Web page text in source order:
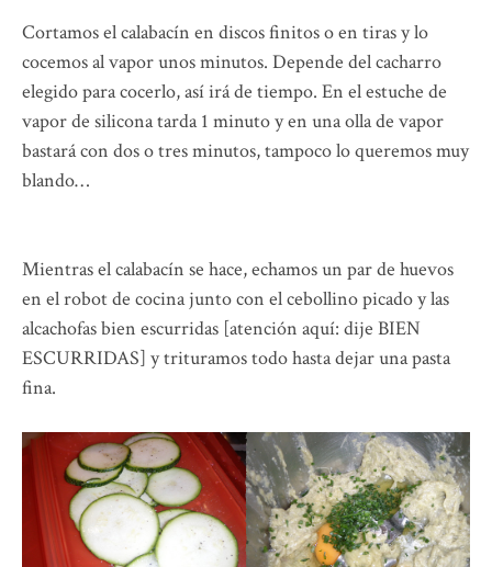
Cortamos el calabacín en discos finitos o en tiras y lo
cocemos al vapor unos minutos. Depende del cacharro
elegido para cocerlo, así irá de tiempo. En el estuche de
vapor de silicona tarda 1 minuto y en una olla de vapor
bastará con dos o tres minutos, tampoco lo queremos muy
blando…
Mientras el calabacín se hace, echamos un par de huevos
en el robot de cocina junto con el cebollino picado y las
alcachofas bien escurridas [atención aquí: dije BIEN
ESCURRIDAS] y trituramos todo hasta dejar una pasta
fina.